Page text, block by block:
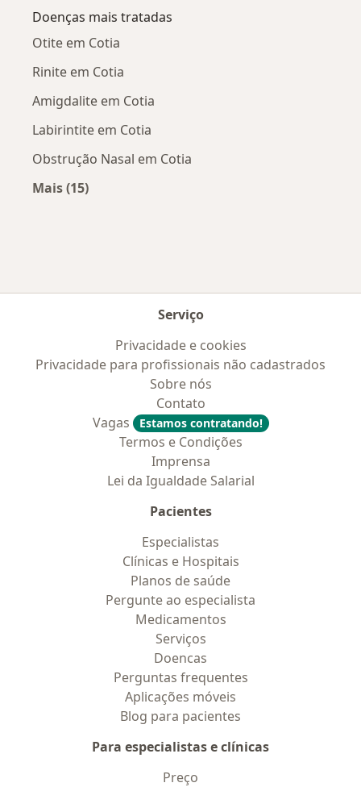
Doenças mais tratadas
Otite em Cotia
Rinite em Cotia
Amigdalite em Cotia
Labirintite em Cotia
Obstrução Nasal em Cotia
Mais (15)
Serviço
Privacidade e cookies
Privacidade para profissionais não cadastrados
Sobre nós
Contato
Vagas
Estamos contratando!
Termos e Condições
Imprensa
Lei da Igualdade Salarial
Pacientes
Especialistas
Clínicas e Hospitais
Planos de saúde
Pergunte ao especialista
Medicamentos
Serviços
Doencas
Perguntas frequentes
Aplicações móveis
Blog para pacientes
Para especialistas e clínicas
Preço